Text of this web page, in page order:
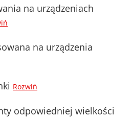
na urządzeniach
na urządzenia
Rozwiń
odpowiedniej wielkości